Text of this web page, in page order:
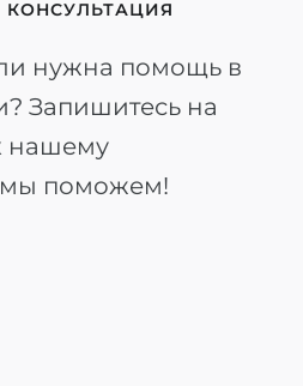
нужна помощь в
Запишитесь на
нашему
мы поможем!